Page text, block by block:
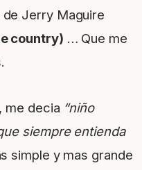
Jerry Maguire
country) … Que me
me decia “niño
siempre entienda
simple y mas grande